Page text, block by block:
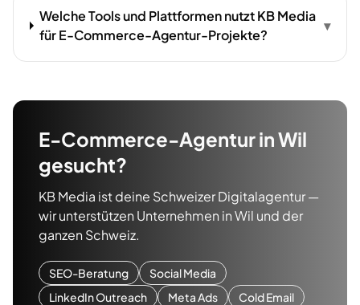
Welche Tools und Plattformen nutzt KB Media
für E-Commerce-Agentur-Projekte?
▾
E-Commerce-AgenturinWil
gesucht?
KB Media ist deine Schweizer Digitalagentur —
wir unterstützen Unternehmen inWil und der
ganzen Schweiz.
SEO-Beratung
Social Media
LinkedIn Outreach
Meta Ads
Cold Email